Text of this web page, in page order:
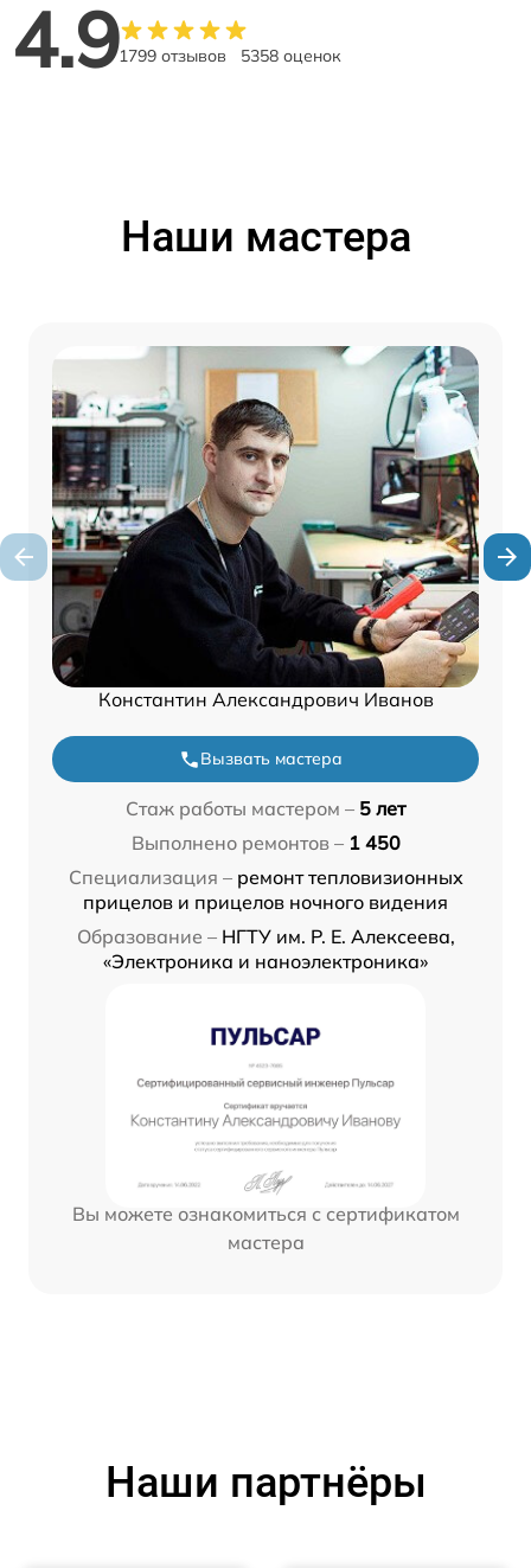
4.91799 отзывов 5358 оценок
Наши мастера
Константин Александрович Иванов
Вызвать мастера
Стаж работы мастером – 5 лет
Выполнено ремонтов – 1 450
Специализация – ремонт тепловизионных
прицелов и прицелов ночного видения
Образование – НГТУ им. Р. Е. Алексеева,
«Электроника и наноэлектроника»
Вы можете ознакомиться с сертификатом
мастера
Наши партнёры